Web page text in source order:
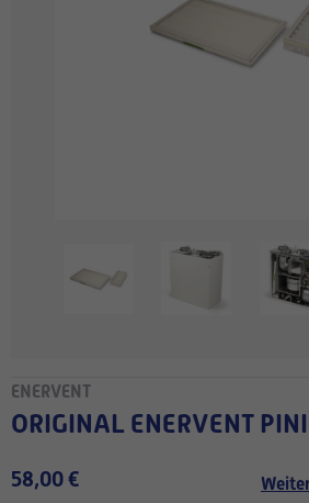
ENERVENT
ORIGINAL ENERVENT
58,00 €